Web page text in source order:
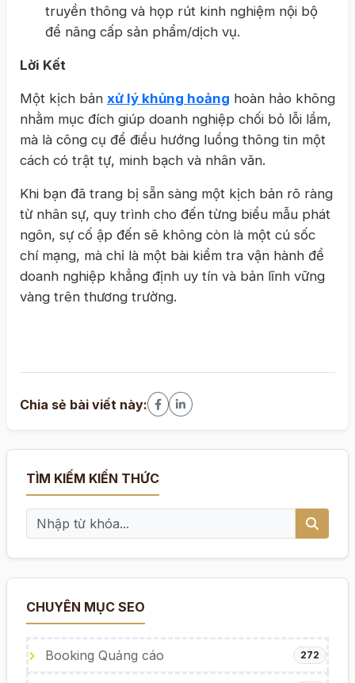
truyền thông và họp rút kinh nghiệm nội bộ
để nâng cấp sản phẩm/dịch vụ.
Lời Kết
Một kịch bản xử lý khủng hoảng hoàn hảo không
nhằm mục đích giúp doanh nghiệp chối bỏ lỗi lầm,
mà là công cụ để điều hướng luồng thông tin một
cách có trật tự, minh bạch và nhân văn.
Khi bạn đã trang bị sẵn sàng một kịch bản rõ ràng
từ nhân sự, quy trình cho đến từng biểu mẫu phát
ngôn, sự cố ập đến sẽ không còn là một cú sốc
chí mạng, mà chỉ là một bài kiểm tra vận hành để
doanh nghiệp khẳng định uy tín và bản lĩnh vững
vàng trên thương trường.
Chia sẻ bài viết này:
TÌM KIẾM KIẾN THỨC
CHUYÊN MỤC SEO
Booking Quảng cáo 272